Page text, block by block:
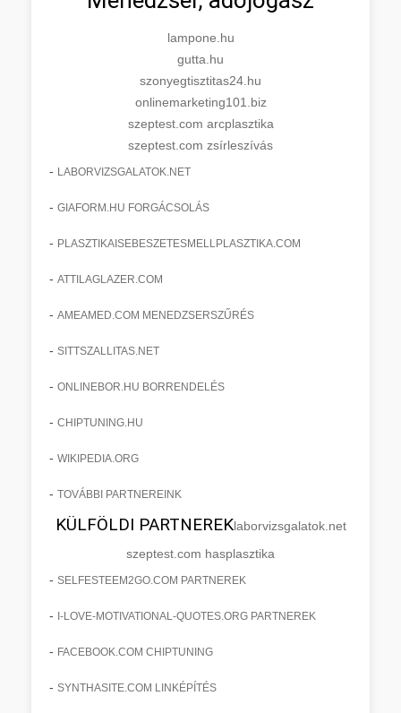
lampone.hu
gutta.hu
szonyegtisztitas24.hu
onlinemarketing101.biz
szeptest.com arcplasztika
szeptest.com zsírleszívás
- LABORVIZSGALATOK.NET
- GIAFORM.HU FORGÁCSOLÁS
- PLASZTIKAISEBESZETESMELLPLASZTIKA.COM
- ATTILAGLAZER.COM
- AMEAMED.COM MENEDZSERSZŰRÉS
- SITTSZALLITAS.NET
- ONLINEBOR.HU BORRENDELÉS
- CHIPTUNING.HU
- WIKIPEDIA.ORG
- TOVÁBBI PARTNEREINK
KÜLFÖLDI PARTNEREKlaborvizsgalatok.net
szeptest.com hasplasztika
- SELFESTEEM2GO.COM PARTNEREK
- I-LOVE-MOTIVATIONAL-QUOTES.ORG PARTNEREK
- FACEBOOK.COM CHIPTUNING
- SYNTHASITE.COM LINKÉPÍTÉS